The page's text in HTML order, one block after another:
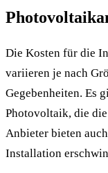
Die Kosten für die
variieren je nach
Gegebenheiten. Es
Photovoltaik, die
Anbieter bieten
Installation